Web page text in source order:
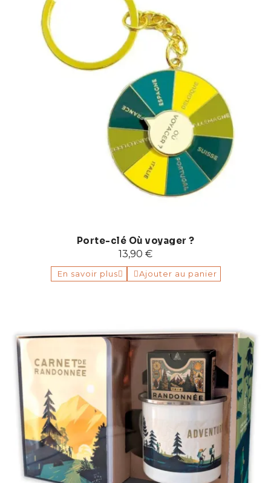
Porte-clé Où voyager ?
13,90 €
En savoir plus Ajouter au panier